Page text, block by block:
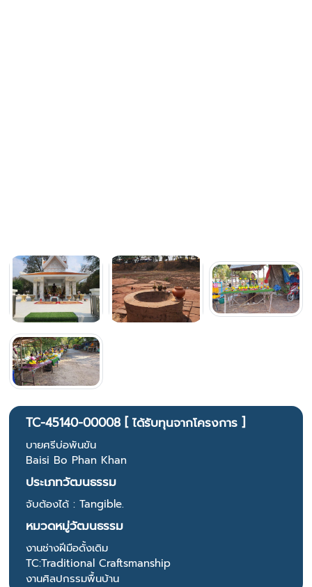
TC-45140-00008 [ ได้รับทุนจากโครงการ ]
บายศรีบ่อพันขัน
Baisi Bo Phan Khan
ประเภทวัฒนธรรม
จับต้องได้ : Tangible.
หมวดหมู่วัฒนธรรม
งานช่างฝีมือดั้งเดิม
TC:Traditional Craftsmanship
งานศิลปกรรมพื้นบ้าน